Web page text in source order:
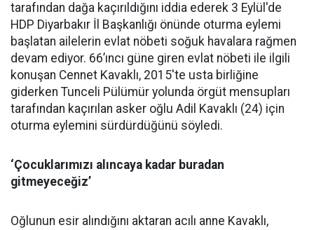
tarafından dağa kaçırıldığını iddia ederek 3 Eylül'de
HDP Diyarbakır İl Başkanlığı önünde oturma eylemi
başlatan ailelerin evlat nöbeti soğuk havalara rağmen
devam ediyor. 66’ıncı güne giren evlat nöbeti ile ilgili
konuşan Cennet Kavaklı, 2015'te usta birliğine
giderken Tunceli Pülümür yolunda örgüt mensupları
tarafından kaçırılan asker oğlu Adil Kavaklı (24) için
oturma eylemini sürdürdüğünü söyledi.
‘Çocuklarımızı alıncaya kadar buradan
gitmeyeceğiz’
Oğlunun esir alındığını aktaran acılı anne Kavaklı,